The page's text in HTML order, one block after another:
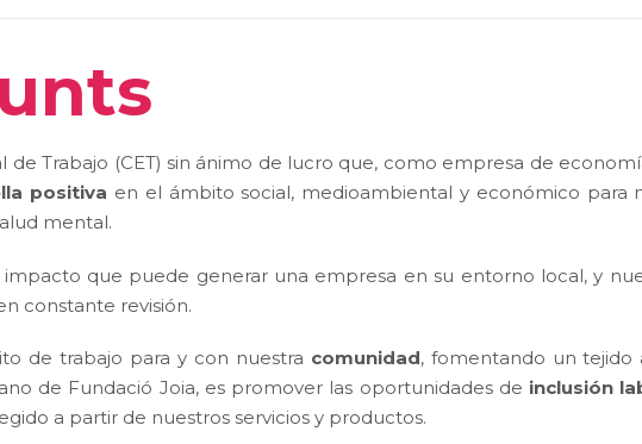
de Trabajo (CET) sin ánimo de lucro que, como empresa de
positiva en el ámbito social, medioambiental y económico para
mental.
que puede generar una empresa en su entorno local, y
constante revisión.
de trabajo para y con nuestra comunidad, fomentando un tejido
de Fundació Joia, es promover las oportunidades de inclusión
a partir de nuestros servicios y productos.